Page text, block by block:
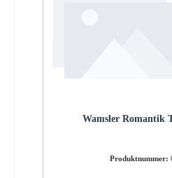
Wamsler Romantik
Produktnummer: